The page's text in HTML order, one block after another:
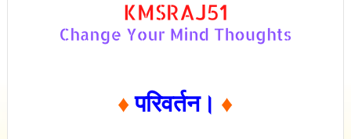
♦परिवर्तन। ♦